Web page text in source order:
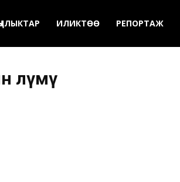
ИЛИКТӨӨ РЕПОРТАЖ
өлүмү